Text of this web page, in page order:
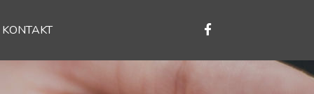
KONTAKT